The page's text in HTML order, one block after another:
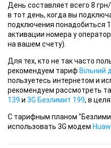
День составляет всего 8
в тот день, когда вы
подключения понадобиться
активации номера у
на вашем счету).
Для тех, кто не так часто
рекомендуем тариф Вільний
пользуетесь интернетом и
рекомендуем рассмотреть
139 и 3G Безлимит 199, в
С тарифным планом
использовать 3G модем